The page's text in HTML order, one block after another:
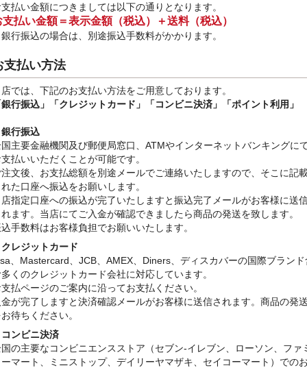
払い金額につきましては以下の通りとなります。
支払い金額＝表示金額（税込）＋送料（税込）
行振込の場合は、別途振込手数料がかかります。
支払い方法
では、下記のお支払い方法をご用意しております。
行振込」
「クレジットカード」「コンビニ決済」「ポイント利用」
行振込
主要金融機関及び郵便局窓口、ATMやインターネットバンキングに
払いいただくことが可能です。
文後、お支払総額を別途メールでご連絡いたしますので、そこに記
た口座へ振込をお願いします。
指定口座への振込が完了いたしますと振込完了メールがお客様に送
ます。当店にてご入金が確認できましたら商品の発送を致します。
手数料はお客様負担でお願いいたします。
レジットカード
、Mastercard、JCB、AMEX、Diners、ディスカバーの国際ブランド
くのクレジットカード会社に対応しています。
払ページのご案内に沿ってお支払ください。
が完了しますと決済確認メールがお客様に送信されます。商品の発
待ちください。
ンビニ決済
の主要なコンビニエンスストア（セブン-イレブン、ローソン、ファ
マート、ミニストップ、デイリーヤマザキ、セイコーマート）での